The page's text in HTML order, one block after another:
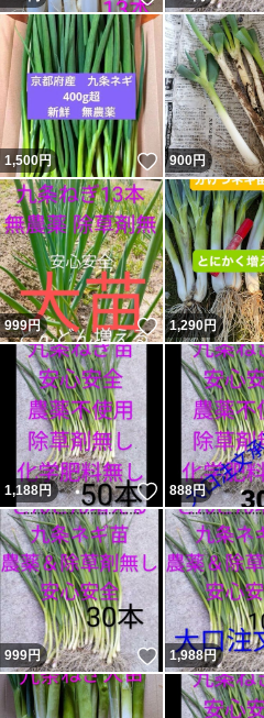
1,500円 いいね！
900円
999円 いいね！
1,290円
1,188円 いいね！
888円
999円 いいね！
1,988円